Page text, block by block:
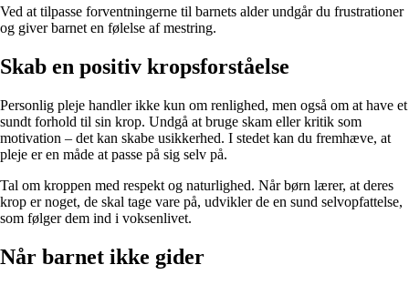
Ved at tilpasse forventningerne til barnets alder undgår du frustrationer
og giver barnet en følelse af mestring.
Skab en positiv kropsforståelse
Personlig pleje handler ikke kun om renlighed, men også om at have et
sundt forhold til sin krop. Undgå at bruge skam eller kritik som
motivation – det kan skabe usikkerhed. I stedet kan du fremhæve, at
pleje er en måde at passe på sig selv på.
Tal om kroppen med respekt og naturlighed. Når børn lærer, at deres
krop er noget, de skal tage vare på, udvikler de en sund selvopfattelse,
som følger dem ind i voksenlivet.
Når barnet ikke gider